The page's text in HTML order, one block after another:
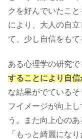
クを好んでいたこ
により、大人の自
て、少し自信をもて
ある心理学の研究で
することにより自
な結果がでている
フイメージが向上
う。また向上心の
「もっと綺麗にな